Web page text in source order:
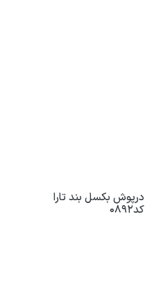
درپوش بکسل بند تارا
کد0892